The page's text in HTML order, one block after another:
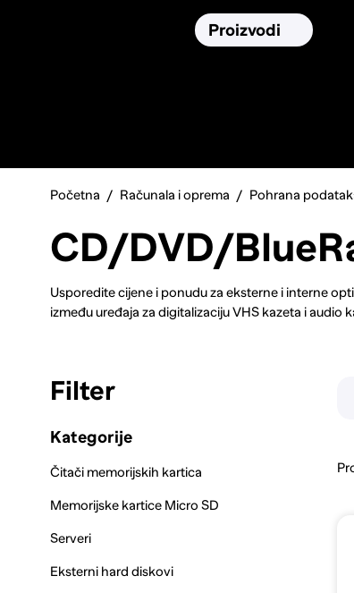
Proizvodi
Početna Računala i oprema Pohrana
CD/DVD/
Usporedite cijene i ponudu za eksterne i interne
između uređaja za digitalizaciju VHS kazeta i
Filter
Kategorije
Čitači memorijskih kartica
Memorijske kartice Micro SD
Serveri
Eksterni hard diskovi